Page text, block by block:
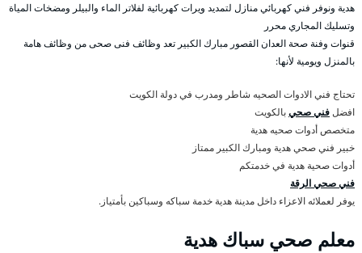
هدية ونوفر فني كهربائي منازل لتمديد ويرات كهربائية لفلاتر الماء والبيلر ومضخات المياة
وتسليك المجاري محرر
قنوات وفنة صحة العدان القصور مبارك الكبير تعد وظائف فنى صحى من وظائف هامة
بالمنزل ويومية لأنها:
تحتاج فني الادوات الصحيه شاطر ومدرب في دولة الكويت
افضلفني صحيبالكويت
متخصص أدوات صحيه هدية
خبير فني صحي هدية ومبارك الكبير ممتاز
أدوات صحية هدية في خدمتكم
فني صحي الرقة
يوفر لعملائه الاعزاء داخل مدينة هدية خدمة سباكه وسباكين بأمتياز.
معلم صحي سباك هدية